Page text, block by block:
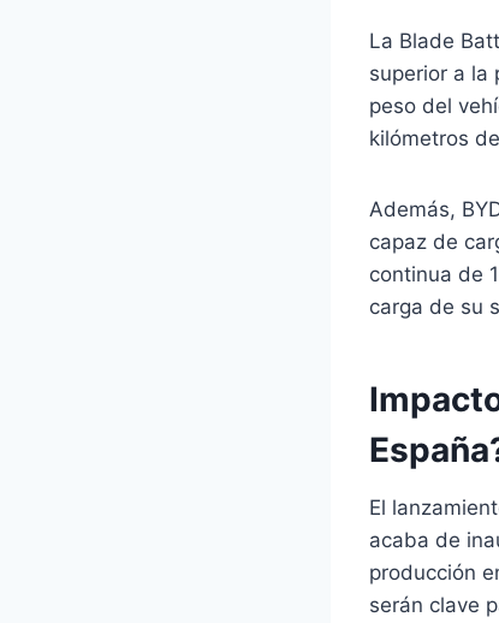
La Blade
superior a la
peso del
kilómetros
Además,
capaz de
continua de
carga de su
El
acaba de
producción
serán clave